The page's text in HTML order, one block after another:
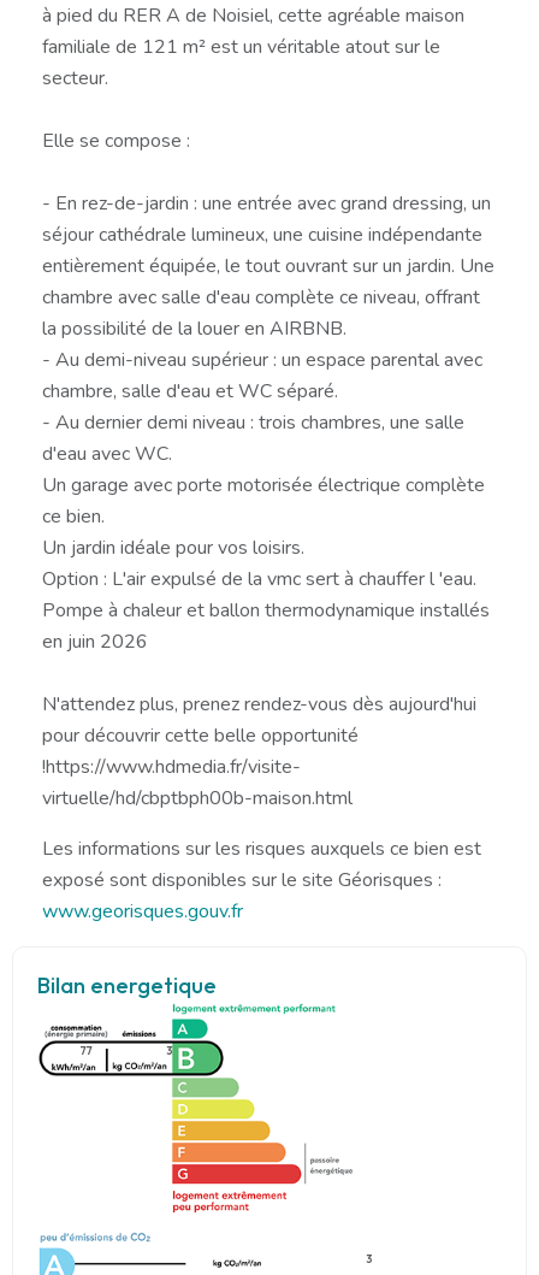
à pied du RER A de Noisiel, cette agréable maison
familiale de 121 m² est un véritable atout sur le
secteur.
Elle se compose :
- En rez-de-jardin : une entrée avec grand dressing, un
séjour cathédrale lumineux, une cuisine indépendante
entièrement équipée, le tout ouvrant sur un jardin. Une
chambre avec salle d'eau complète ce niveau, offrant
la possibilité de la louer en AIRBNB.
- Au demi-niveau supérieur : un espace parental avec
chambre, salle d'eau et WC séparé.
- Au dernier demi niveau : trois chambres, une salle
d'eau avec WC.
Un garage avec porte motorisée électrique complète
ce bien.
Un jardin idéale pour vos loisirs.
Option : L'air expulsé de la vmc sert à chauffer l 'eau.
Pompe à chaleur et ballon thermodynamique installés
en juin 2026
N'attendez plus, prenez rendez-vous dès aujourd'hui
pour découvrir cette belle opportunité
!https://www.hdmedia.fr/visite-
virtuelle/hd/cbptbph00b-maison.html
Les informations sur les risques auxquels ce bien est
exposé sont disponibles sur le site Géorisques :
www.georisques.gouv.fr
Bilan energetique
77 3
3